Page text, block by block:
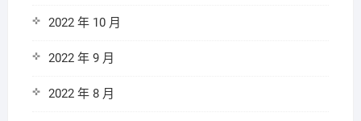
2022 年 10 月
2022 年 9 月
2022 年 8 月